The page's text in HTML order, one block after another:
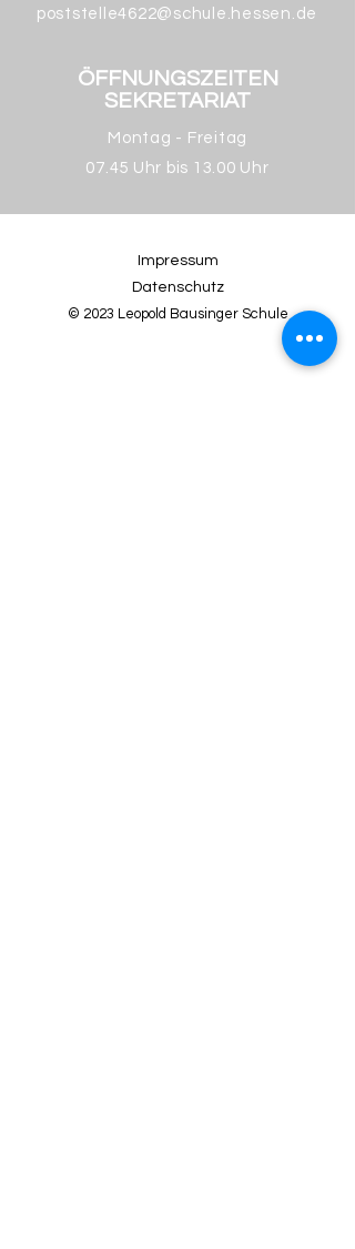
poststelle4622@schule.hessen.de
ÖFFNUNGSZEITEN
SEKRETARIAT
Montag - Freitag
07.45 Uhr bis 13.00 Uhr
Impressum
Datenschutz
© 2023 Leopold Bausinger Schule